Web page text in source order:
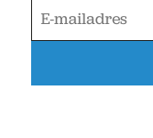
-
m
i